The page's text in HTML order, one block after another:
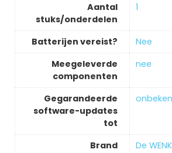
Aantal
stuks/onderdelen
‎1
Batterijen vereist?
‎Nee
Meegeleverde
componenten
‎nee
Gegarandeerde
software-updates
tot
Brand De